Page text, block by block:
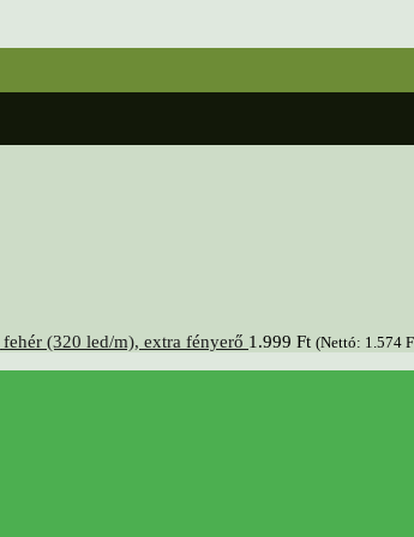
(320 led/m), extra fényerő 1.999 Ft (Nettó: 1.574